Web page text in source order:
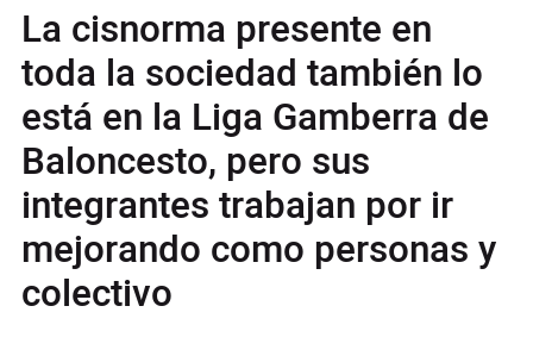
La cisnorma presente en
toda la sociedad también lo
está en la Liga Gamberra de
Baloncesto, pero sus
integrantes trabajan por ir
mejorando como personas y
colectivo